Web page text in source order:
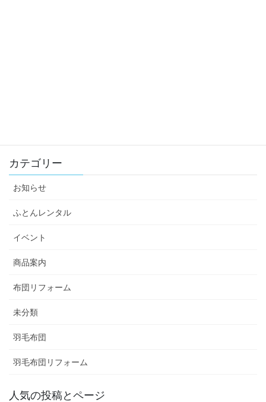
カテゴリー
お知らせ
ふとんレンタル
イベント
商品案内
布団リフォーム
未分類
羽毛布団
羽毛布団リフォーム
人気の投稿とページ